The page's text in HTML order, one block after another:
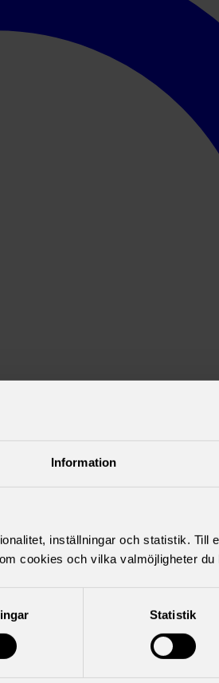
Information
inställningar och statistik. Till
cookies och vilka valmöjligheter
Statistik